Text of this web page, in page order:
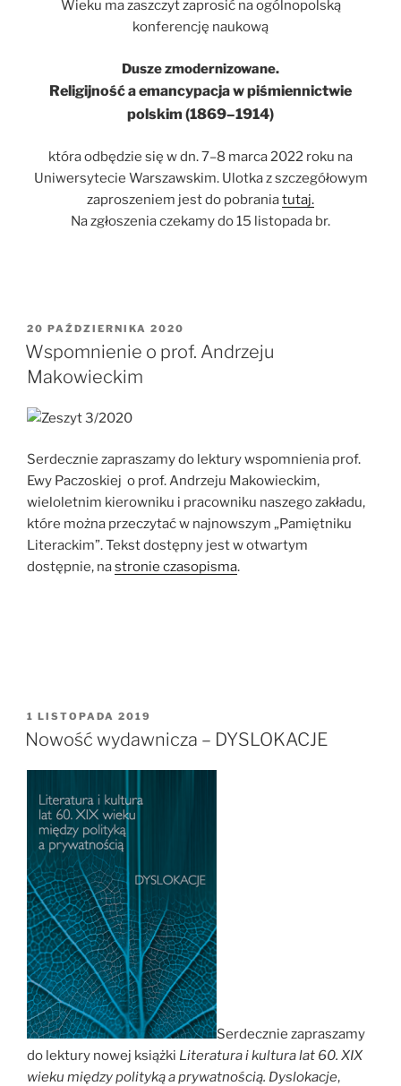
Wieku ma zaszczyt zaprosić na ogólnopolską
konferencję naukową
Dusze zmodernizowane.
Religijność a emancypacja w piśmiennictwie
polskim (1869–1914)
która odbędzie się w dn. 7–8 marca 2022 roku na
Uniwersytecie Warszawskim. Ulotka z szczegółowym
zaproszeniem jest do pobraniatutaj.
Na zgłoszenia czekamy do 15 listopada br.
OPUBLIKOWANE
W
20 PAŹDZIERNIKA 2020
Wspomnienie o prof. Andrzeju
Makowieckim
Serdecznie zapraszamy do lektury wspomnienia prof.
Ewy Paczoskiej o prof. Andrzeju Makowieckim,
wieloletnim kierowniku i pracowniku naszego zakładu,
które można przeczytać w najnowszym „Pamiętniku
Literackim”. Tekst dostępny jest w otwartym
dostępnie, nastronie czasopisma.
OPUBLIKOWANE
W
1 LISTOPADA 2019
Nowość wydawnicza – DYSLOKACJE
Serdecznie zapraszamy
do lektury nowej książki Literatura i kultura lat 60. XIX
wieku między polityką a prywatnością. Dyslokacje,